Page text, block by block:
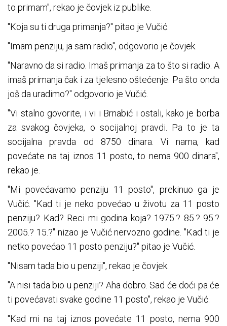
to primam", rekao je čovjek iz publike.
"Koja su ti druga primanja?" pitao je Vučić.
"Imam penziju, ja sam radio", odgovorio je čovjek.
"Naravno da si radio. Imaš primanja za to što si radio. A
imaš primanja čak i za tjelesno oštećenje. Pa što onda
još da uradimo?" odgovorio je Vučić.
"Vi stalno govorite, i vi i Brnabić i ostali, kako je borba
za svakog čovjeka, o socijalnoj pravdi. Pa to je ta
socijalna pravda od 8750 dinara. Vi nama, kad
povećate na taj iznos 11 posto, to nema 900 dinara",
rekao je.
"Mi povećavamo penziju 11 posto", prekinuo ga je
Vučić. "Kad ti je neko povećao u životu za 11 posto
penziju? Kad? Reci mi godina koja? 1975.? 85.? 95.?
2005.? 15.?" nizao je Vučić nervozno godine. "Kad ti je
netko povećao 11 posto penziju?" pitao je Vučić.
"Nisam tada bio u penziji", rekao je čovjek.
"A nisi tada bio u penziji? Aha dobro. Sad će doći pa će
ti povećavati svake godine 11 posto", rekao je Vučić.
"Kad mi na taj iznos povećate 11 posto, nema 900